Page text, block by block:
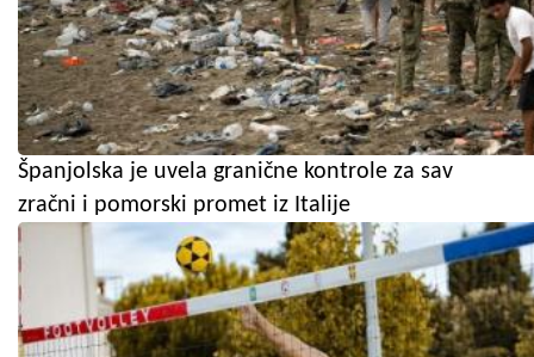
Španjolska je uvela granične kontrole za sav
zračni i pomorski promet iz Italije